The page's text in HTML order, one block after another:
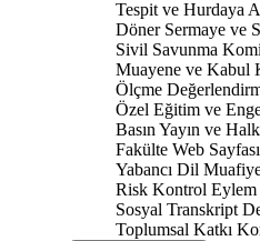
Tespit ve Hurdaya
Döner Sermaye ve
Sivil Savunma
Muayene ve Kabul
Ölçme
Özel Eğitim ve
Basın Yayın ve
Fakülte Web
Yabancı Dil
Risk Kontrol Eylem
Sosyal Transkript
Toplumsal Katkı